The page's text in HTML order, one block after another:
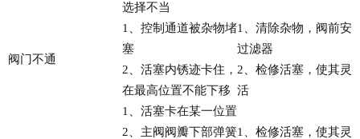
选择不当
阀门不通
1、控制通道被杂物堵
塞
2、活塞内锈迹卡住，
在最高位置不能下移
1、清除杂物，阀前安
过滤器
2、检修活塞，使其灵
活
1、活塞卡在某一位置
2、主阀阀瓣下部弹簧1、检修活塞，使其灵